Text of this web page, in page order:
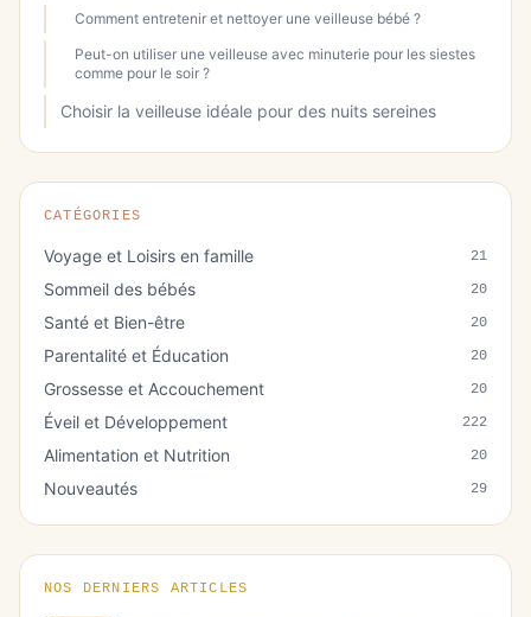
Comment entretenir et nettoyer une veilleuse bébé ?
Peut-on utiliser une veilleuse avec minuterie pour les siestes
comme pour le soir ?
Choisir la veilleuse idéale pour des nuits sereines
CATÉGORIES
Voyage et Loisirs en famille 21
Sommeil des bébés 20
Santé et Bien-être 20
Parentalité et Éducation 20
Grossesse et Accouchement 20
Éveil et Développement 222
Alimentation et Nutrition 20
Nouveautés 29
NOS DERNIERS ARTICLES